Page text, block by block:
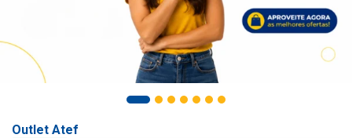
Outlet Atef